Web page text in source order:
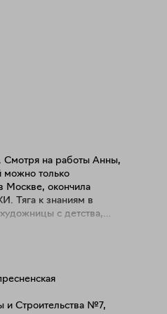
Смотря на работы Анны,
можно только
Москве, окончила
Тяга к знаниям в
с детства,
– это основная
это прямой
зрителем при помощи
Я никогда не использую
и Строительства №7,